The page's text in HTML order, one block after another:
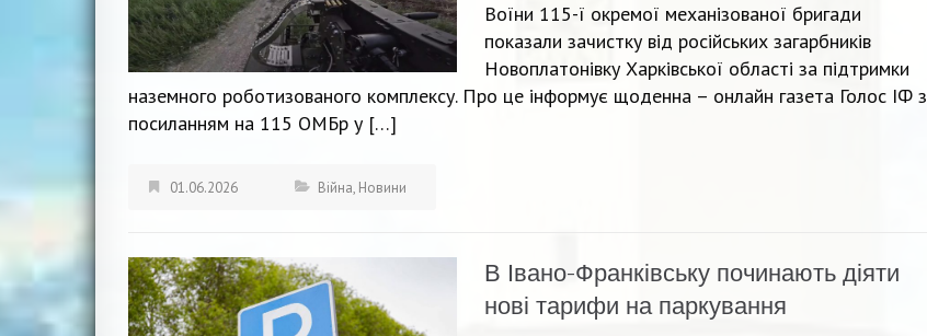
Воїни 115-ї окремої механізованої бригади
показали зачистку від російських загарбників
Новоплатонівку Харківської області за підтримки
наземного роботизованого комплексу. Про це інформує щоденна – онлайн газета Голос ІФ з
посиланням на 115 ОМБр у […]
01.06.2026 Війна, Новини
В Івано-Франківську починають діяти
нові тарифи на паркування